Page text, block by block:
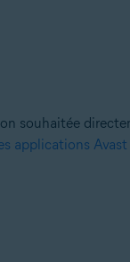
souhaitée
applications